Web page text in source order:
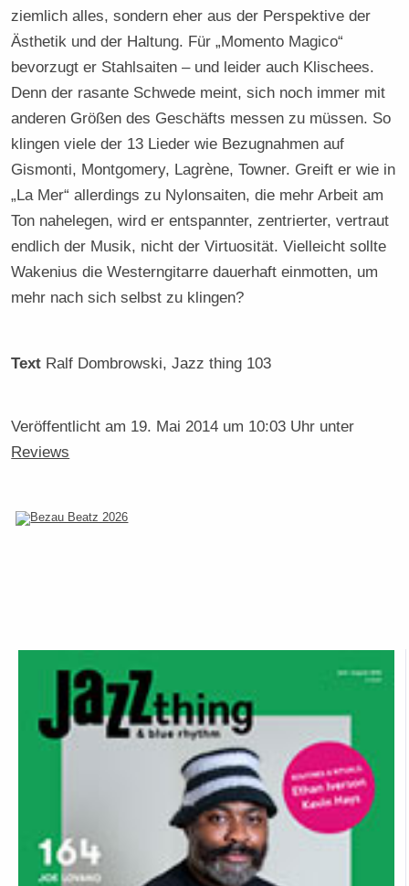
ziemlich alles, sondern eher aus der Perspektive der
Ästhetik und der Haltung. Für „Momento Magico“
bevorzugt er Stahlsaiten – und leider auch Klischees.
Denn der rasante Schwede meint, sich noch immer mit
anderen Größen des Geschäfts messen zu müssen. So
klingen viele der 13 Lieder wie Bezugnahmen auf
Gismonti, Montgomery, Lagrène, Towner. Greift er wie in
„La Mer“ allerdings zu Nylonsaiten, die mehr Arbeit am
Ton nahelegen, wird er entspannter, zentrierter, vertraut
endlich der Musik, nicht der Virtuosität. Vielleicht sollte
Wakenius die Westerngitarre dauerhaft einmotten, um
mehr nach sich selbst zu klingen?
Text Ralf Dombrowski , Jazz thing 103
Veröffentlicht am 19. Mai 2014 um 10:03 Uhr unter
Reviews